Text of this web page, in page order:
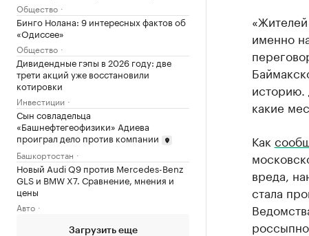
Общество
Бинго Нолана: 9 интересных фактов об
«Одиссее»
Общество
Дивидендные гэпы в 2026 году: две
трети акций уже восстановили
котировки
Инвестиции
Сын совладельца
«Башнефтегеофизики» Адиева
проиграл дело против компании
Башкортостан
Новый Audi Q9 против Mercedes-Benz
GLS и BMW X7. Сравнение, мнения и
цены
Авто
Загрузить еще
именно
историю.
какие
Как
вреда,
стала